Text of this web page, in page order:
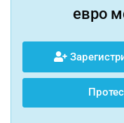
евро